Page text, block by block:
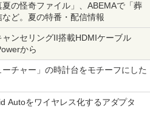
の怪奇ファイル」、ABEMAで「葬
ど。夏の特番・配信情報
ンセリングII搭載HDMIケーブル
から
ーチャー」の時計台をモチーフにした
Autoをワイヤレス化するアダプタ